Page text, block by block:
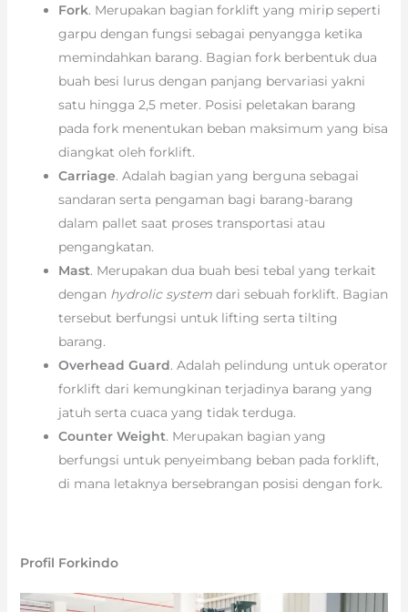
Fork. Merupakan bagian forklift yang mirip seperti
garpu dengan fungsi sebagai penyangga ketika
memindahkan barang. Bagian fork berbentuk dua
buah besi lurus dengan panjang bervariasi yakni
satu hingga 2,5 meter. Posisi peletakan barang
pada fork menentukan beban maksimum yang bisa
diangkat oleh forklift.
Carriage. Adalah bagian yang berguna sebagai
sandaran serta pengaman bagi barang-barang
dalam pallet saat proses transportasi atau
pengangkatan.
Mast. Merupakan dua buah besi tebal yang terkait
dengan hydrolic systemdari sebuah forklift. Bagian
tersebut berfungsi untuk lifting serta tilting
barang.
Overhead Guard. Adalah pelindung untuk operator
forklift dari kemungkinan terjadinya barang yang
jatuh serta cuaca yang tidak terduga.
Counter Weight. Merupakan bagian yang
berfungsi untuk penyeimbang beban pada forklift,
di mana letaknya bersebrangan posisi dengan fork.
Profil Forkindo